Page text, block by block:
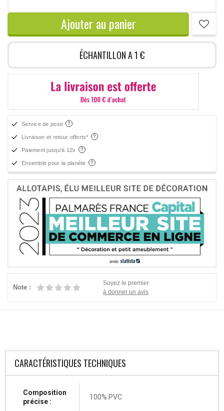
Ajouter au panier
ÉCHANTILLON A 1 €
Service de pose
Livraison et retour offerts*
Paiement jusqu'à 12x
Ensemble pour la planète
Note :
Soyez le premier
à donner un avis
CARACTÉRISTIQUES TECHNIQUES
Composition
précise :
100% PVC